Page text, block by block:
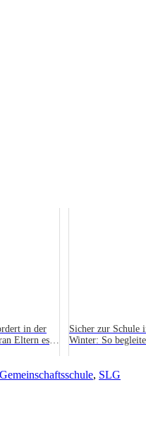
in der
Eltern es
Sicher zur Schule
Winter: So
, SLG